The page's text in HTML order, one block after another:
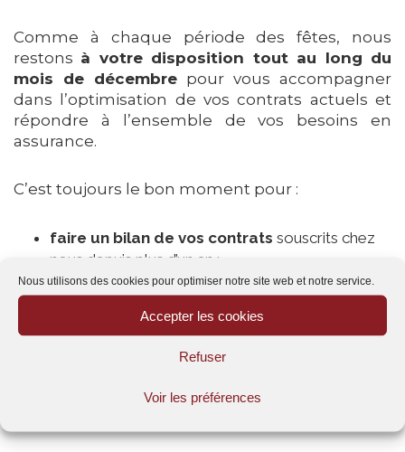
Nous utilisons des cookies pour optimiser notre site web et notre service.
Accepter les cookies
Refuser
Voir les préférences
Comme à chaque période des fêtes, nous
restons à votre disposition tout au long du
mois de décembre pour vous accompagner
dans l’optimisation de vos contrats actuels et
répondre à l’ensemble de vos besoins en
assurance.
C’est toujours le bon moment pour :
faire un bilan de vos contrats souscrits chez
nous depuis plus d’un an ;
comparer nos offresavec celles de vos
souscrire de nouvelles assurances
sont à votre écoute au04.11.81.98.55 ou